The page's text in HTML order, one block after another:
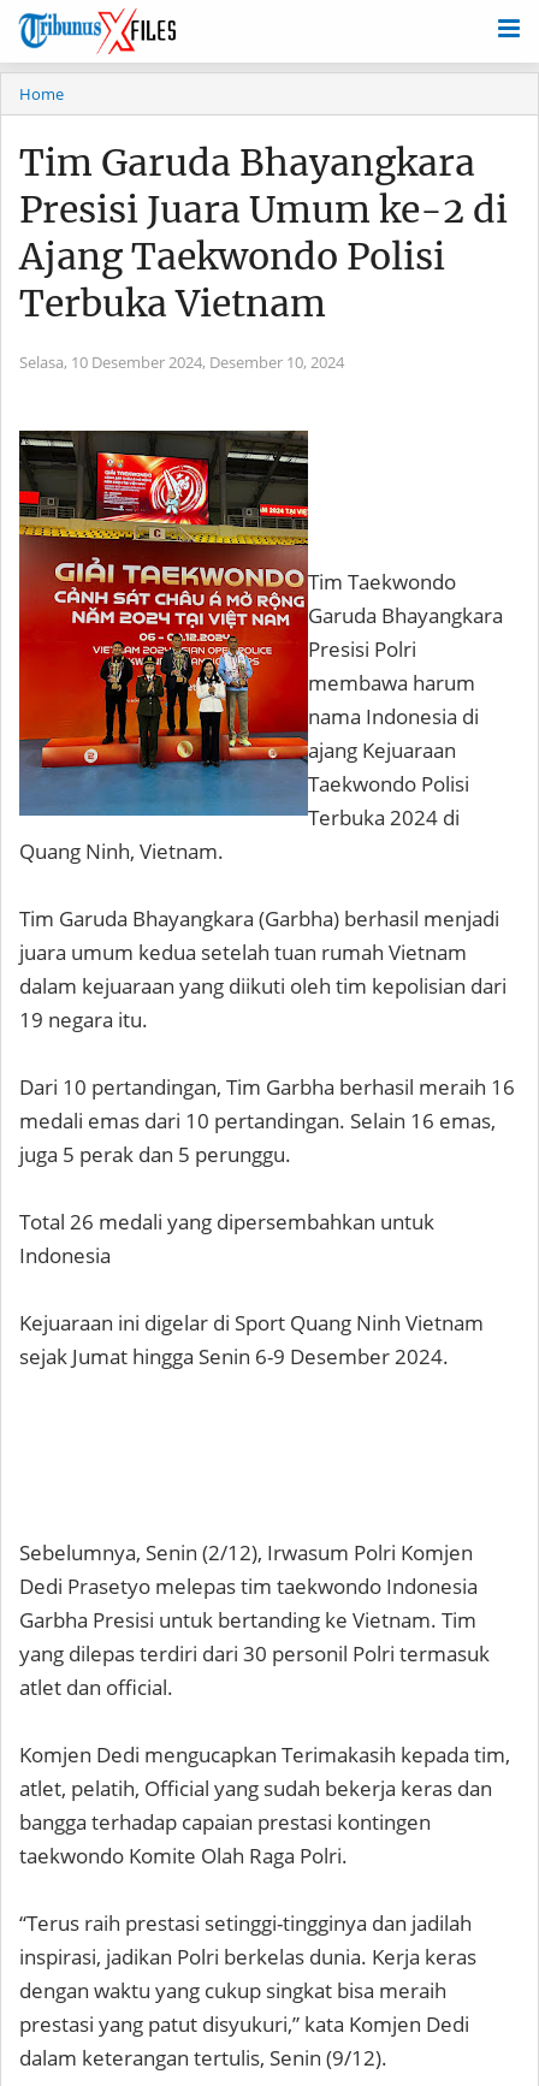
Home
Tim Garuda Bhayangkara
Presisi Juara Umum ke-2 di
Ajang Taekwondo Polisi
Terbuka Vietnam
Selasa, 10 Desember 2024, Desember 10, 2024
Tim Taekwondo
Garuda Bhayangkara
Presisi Polri
membawa harum
nama Indonesia di
ajang Kejuaraan
Taekwondo Polisi
Terbuka 2024 di
Quang Ninh, Vietnam.
Tim Garuda Bhayangkara (Garbha) berhasil menjadi
juara umum kedua setelah tuan rumah Vietnam
dalam kejuaraan yang diikuti oleh tim kepolisian dari
19 negara itu.
Dari 10 pertandingan, Tim Garbha berhasil meraih 16
medali emas dari 10 pertandingan. Selain 16 emas,
juga 5 perak dan 5 perunggu.
Total 26 medali yang dipersembahkan untuk
Indonesia
Kejuaraan ini digelar di Sport Quang Ninh Vietnam
sejak Jumat hingga Senin 6-9 Desember 2024.
Sebelumnya, Senin (2/12), Irwasum Polri Komjen
Dedi Prasetyo melepas tim taekwondo Indonesia
Garbha Presisi untuk bertanding ke Vietnam. Tim
yang dilepas terdiri dari 30 personil Polri termasuk
atlet dan official.
Komjen Dedi mengucapkan Terimakasih kepada tim,
atlet, pelatih, Official yang sudah bekerja keras dan
bangga terhadap capaian prestasi kontingen
taekwondo Komite Olah Raga Polri.
“Terus raih prestasi setinggi-tingginya dan jadilah
inspirasi, jadikan Polri berkelas dunia. Kerja keras
dengan waktu yang cukup singkat bisa meraih
prestasi yang patut disyukuri,” kata Komjen Dedi
dalam keterangan tertulis, Senin (9/12).